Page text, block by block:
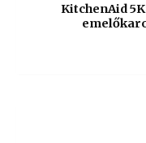
KitchenAid